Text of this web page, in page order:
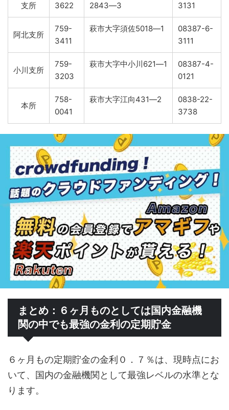
支所
3622
2843―3
3131
阿北支所
759-
3411
萩市大字須佐5018―1
08387-6-
3111
小川支所
759-
3203
萩市大字中小川621―1
08387-4-
0121
本所
758-
0041
萩市大字江向431―2
0838-22-
3738
まとめ：６ヶ月ものとしては国内金融機
関の中でも最強の金利の定期貯金
６ヶ月もの定期貯金の金利０．７％は、現時点にお
いて、国内の金融機関として最強レベルの水準とな
ります。